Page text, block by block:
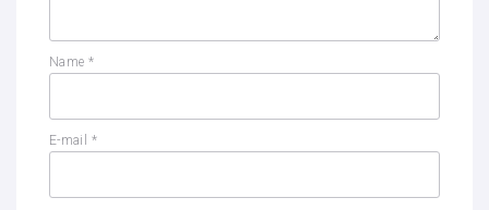
Name *
E-mail *